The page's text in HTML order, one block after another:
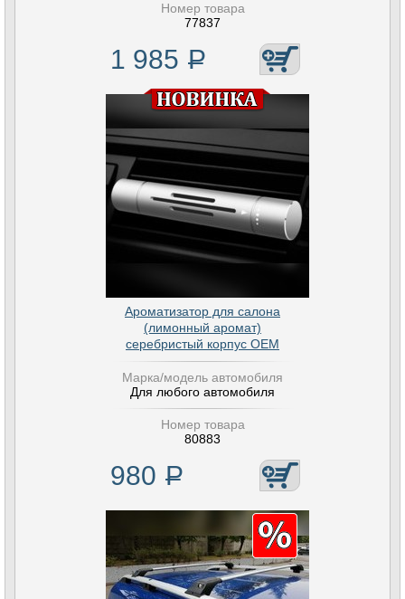
Номер товара
77837
1 985 Р
Ароматизатор для салона
(лимонный аромат)
серебристый корпус OEM
Марка/модель автомобиля
Для любого автомобиля
Номер товара
80883
980 Р